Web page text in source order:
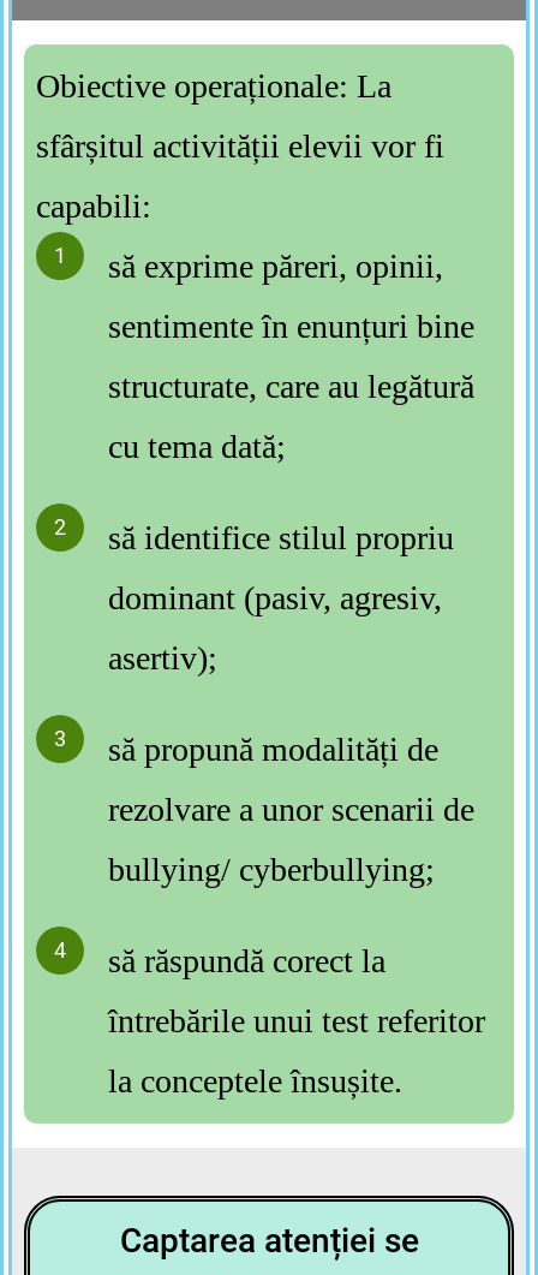
Obiective operaționale: La
sfârșitul activității elevii vor fi
capabili:
să exprime păreri, opinii,
sentimente în enunțuri bine
structurate, care au legătură
cu tema dată;
să identifice stilul propriu
dominant (pasiv, agresiv,
asertiv);
să propună modalități de
rezolvare a unor scenarii de
bullying/ cyberbullying;
să răspundă corect la
întrebările unui test referitor
la conceptele însușite.
Captarea atenției se